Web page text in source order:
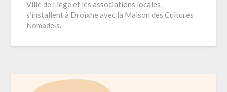
Ville de Liège et les associations locales,
s’installent à Droixhe avec la Maison des Cultures
Nomade·s.